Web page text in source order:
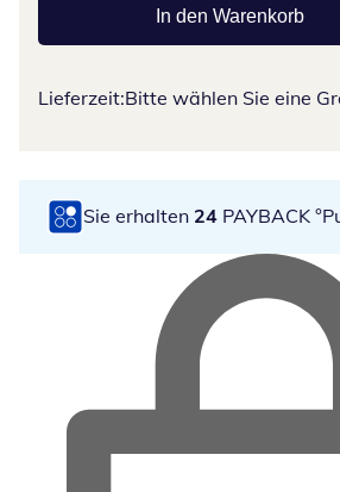
In den Warenkorb
Lieferzeit:Bitte wählen Sie eine
Sie erhalten 24 PAYBACK